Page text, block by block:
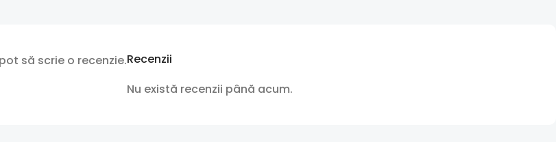
Recenzii
Nu există recenzii până acum.
să scrie o recenzie.